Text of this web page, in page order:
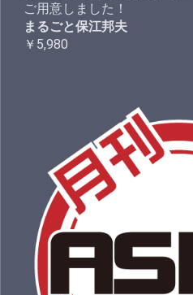
ご用意しました！
まるごと保江邦夫
￥5,980